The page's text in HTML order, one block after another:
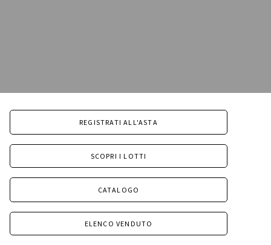
REGISTRATI ALL'ASTA
SCOPRI I LOTTI
CATALOGO
ELENCO VENDUTO